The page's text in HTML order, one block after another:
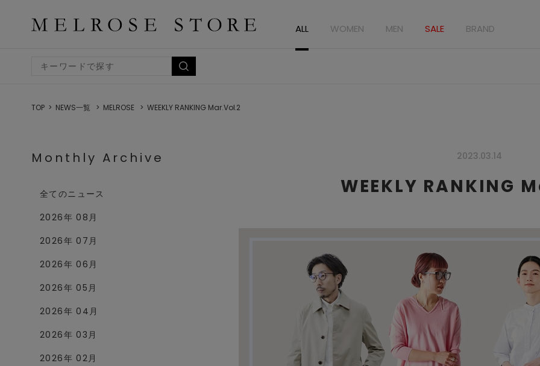
ALL WOMEN MEN SALE BRAND
TOP NEWS一覧 MELROSE WEEKLY RANKING Mar.Vol.2
Monthly Archive
全てのニュース
2026年 08月
2026年 07月
2026年 06月
2026年 05月
2026年 04月
2026年 03月
2026年 02月
2023.03.14
WEEKLY RANKING